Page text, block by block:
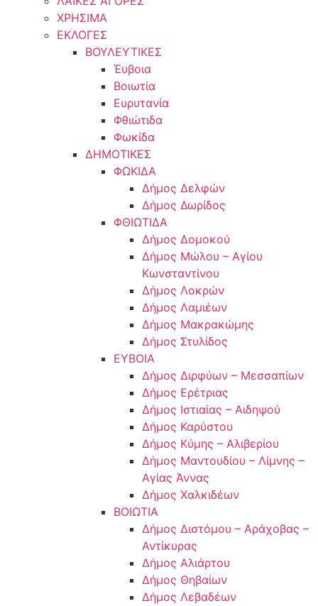
ΧΡΗΣΙΜΑ
ΕΚΛΟΓΕΣ
ΒΟΥΛΕΥΤΙΚΕΣ
Έυβοια
Βοιωτία
Ευρυτανία
Φθιώτιδα
Φωκίδα
ΔΗΜΟΤΙΚΕΣ
ΦΩΚΙΔΑ
Δήμος Δελφών
Δήμος Δωρίδος
ΦΘΙΩΤΙΔΑ
Δήμος Δομοκού
Δήμος Μώλου – Αγίου
Κωνσταντίνου
Δήμος Λοκρών
Δήμος Λαμιέων
Δήμος Μακρακώμης
Δήμος Στυλίδος
ΕΥΒΟΙΑ
Δήμος Διρφύων – Μεσσαπίων
Δήμος Ερέτριας
Δήμος Ιστιαίας – Αιδηψού
Δήμος Καρύστου
Δήμος Κύμης – Αλιβερίου
Δήμος Μαντουδίου – Λίμνης –
Αγίας Άννας
Δήμος Χαλκιδέων
ΒΟΙΩΤΙΑ
Δήμος Διστόμου – Αράχοβας –
Αντίκυρας
Δήμος Αλιάρτου
Δήμος Θηβαίων
Δήμος Λεβαδέων